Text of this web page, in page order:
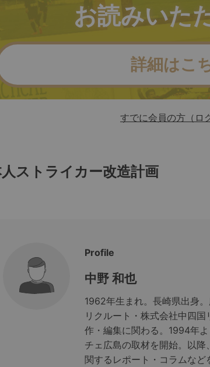
お読みいた
詳細はこ
すでに会員の方（ロ
人ストライカー改造計画
Profile
中野 和也
1962年生まれ。長崎県出身
リクルート・株式会社中四
作・編集に関わる。1994年
チェ広島の取材を開始。以
関するレポート・コラムな